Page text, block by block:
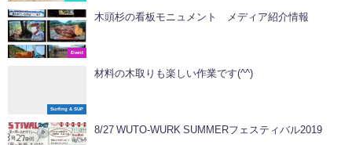
Event
木頭杉の看板モニュメント メディア紹介情報
Surfing & SUP
材料の木取りも楽しい作業です(^^)
8/27 WUTO-WURK SUMMERフェスティバル2019